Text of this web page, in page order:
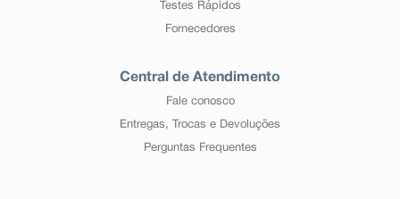
Testes Rápidos
Fornecedores
Central de Atendimento
Fale conosco
Entregas, Trocas e Devoluções
Perguntas Frequentes